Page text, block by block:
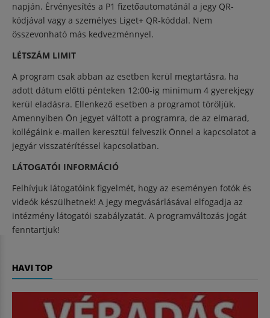
napján. Érvényesítés a P1 fizetőautomatánál a jegy QR-
kódjával vagy a személyes Liget+ QR-kóddal. Nem
összevonható más kedvezménnyel.
LÉTSZÁM LIMIT
A program csak abban az esetben kerül megtartásra, ha
adott dátum előtti pénteken 12:00-ig minimum 4 gyerekjegy
kerül eladásra. Ellenkező esetben a programot töröljük.
Amennyiben Ön jegyet váltott a programra, de az elmarad,
kollégáink e-mailen keresztül felveszik Önnel a kapcsolatot a
jegyár visszatérítéssel kapcsolatban.
LÁTOGATÓI INFORMÁCIÓ
Felhívjuk látogatóink figyelmét, hogy az eseményen fotók és
videók készülhetnek! A jegy megvásárlásával elfogadja az
intézmény látogatói szabályzatát. A programváltozás jogát
fenntartjuk!
HAVI TOP